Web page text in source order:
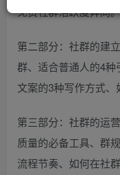
免费社群活跃度异同。
第二部分：社群的建
群、适合普通人的4
文案的3种写作方式、
第三部分：社群的运
质量的必备工具、群
流程节奏、如何在社